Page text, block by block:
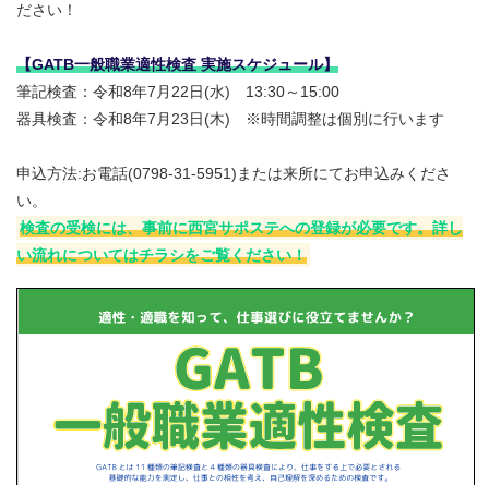
ださい！
【GATB一般職業適性検査 実施スケジュール】
筆記検査：令和8年7月22日(水) 13:30～15:00
器具検査：令和8年7月23日(木) ※時間調整は個別に行います
申込方法:お電話(0798-31-5951)または来所にてお申込みくださ
い。
検査の受検には、事前に西宮サポステへの登録が必要です。詳し
い流れについてはチラシをご覧ください！